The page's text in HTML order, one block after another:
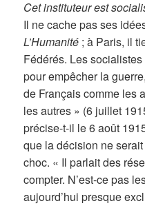
Cet instituteur est
Il ne cache pas ses
L’Humanité ; à Paris, il
Fédérés. Les
pour empêcher la
de Français comme les
les autres » (6 juillet
précise-t-il le 6 août
que la décision ne
choc. « Il parlait des
compter. N’est-ce pas
aujourd’hui presque